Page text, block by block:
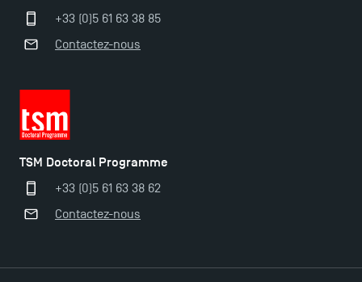
Programme et le Master Finance en décembre
2025 !
Ouverture des candidatures en Master pour 2024-
2025
Trouvez votre Master pour l’année 2024-2025
Candidatez en Licence 2 et Licence 3 pour l’année
+33 (0)5 61 63 38 85
Contactez-nous
TSM Doctoral Programme
+33 (0)5 61 63 38 62
Contactez-nous